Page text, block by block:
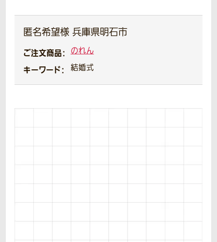
匿名希望様 兵庫県明石市
ご注文商品： のれん
キーワード： 結婚式